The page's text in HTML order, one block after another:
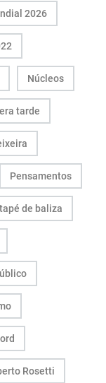
2026
Núcleos
tarde
Pensamentos
de baliza
Rosetti